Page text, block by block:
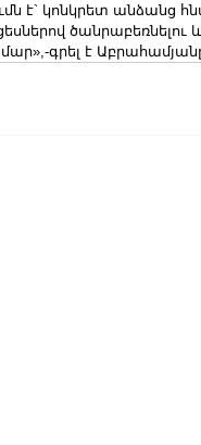
է` կոնկրետ անձանց
գրել է